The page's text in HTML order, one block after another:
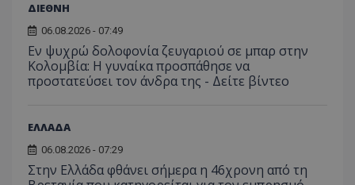
ΔΙΕΘΝΗ
06.08.2026 - 07:49
Εν ψυχρώ δολοφονία ζευγαριού σε μπαρ στην
Κολομβία: Η γυναίκα προσπάθησε να
προστατεύσει τον άνδρα της - Δείτε βίντεο
ΕΛΛΑΔΑ
06.08.2026 - 07:29
Στην Ελλάδα φθάνει σήμερα η 46χρονη από τη